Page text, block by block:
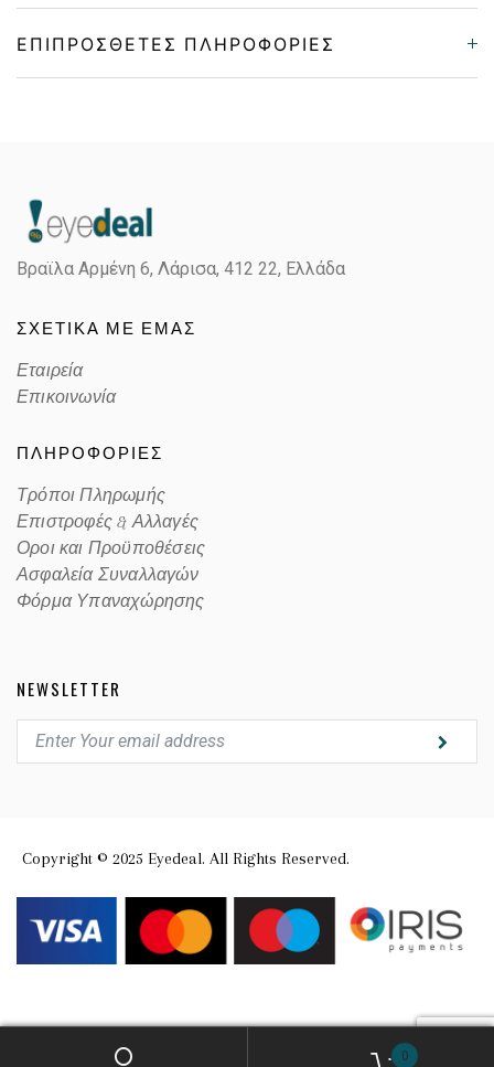
ΕΠΙΠΡΌΣΘΕΤΕΣ ΠΛΗΡΟΦΟΡΊΕΣ
Color
Lens Color GRAY
Color code
Βραϊλα Αρμένη 6, Λάρισα, 412 22, Ελλάδα
ΣΧΕΤΙΚΑ ΜΕ ΕΜΑΣ
Εταιρεία
Επικοινωνία
ΠΛΗΡΟΦΟΡΙΕΣ
Τρόποι Πληρωμής
Επιστροφές & Αλλαγές
Οροι και Προϋποθέσεις
Ασφαλεία Συναλλαγών
Φόρμα Υπαναχώρησης
NEWSLETTER
Copyright © 2025 Eyedeal. All Rights Reserved.
0